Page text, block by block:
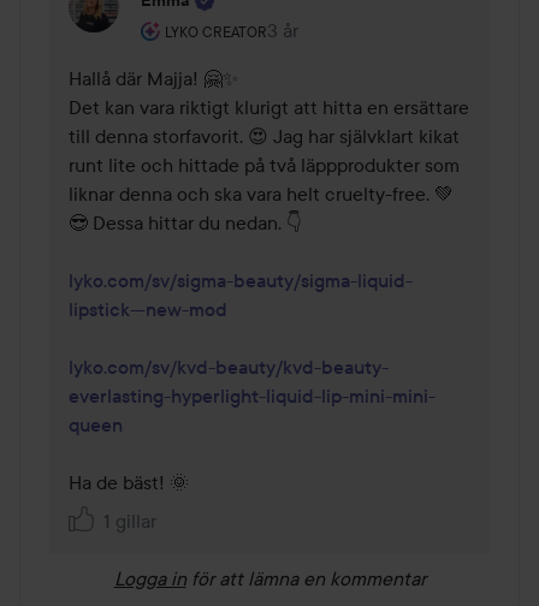
LYKO CREATOR
Användarens roll: Lyko Creator.
3 år
Kommentaren lades 3 år
Hallå där Majja! 🤗✨
Det kan vara riktigt klurigt att hitta en ersättare
till denna storfavorit. 😍 Jag har självklart kikat
runt lite och hittade på två läppprodukter som
liknar denna och ska vara helt cruelty-free. 💚
😎 Dessa hittar du nedan. 👇
lyko.com/sv/sigma-beauty/sigma-liquid-
lipstick---new-mod
lyko.com/sv/kvd-beauty/kvd-beauty-
everlasting-hyperlight-liquid-lip-mini-mini-
queen
Ha de bäst! 🌞
1 gillar
Logga in för att lämna en kommentar